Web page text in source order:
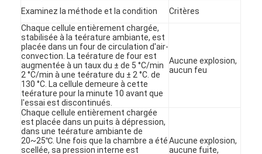
Maison
Produits
Au sujet de nous
Examinez la méthode et la condition
Critères
Chaque cellule entièrement chargée,
stabilisée à la teérature ambiante, est
placée dans un four de circulation d'air-
convection. La teérature de four est
augmentée à un taux du ± de 5 °C/min
2 °C/min à une teérature du ± 2 °C. de
130 °C. La cellule demeure à cette
teérature pour la minute 10 avant que
l'essai est discontinués.
Aucune explosion,
aucun feu
Chaque cellule entièrement chargée
est placée dans un puits à dépression,
dans une teérature ambiante de
20~25℃. Une fois que la chambre a été
scellée, sa pression interne est
Aucune explosion,
aucune fuite,